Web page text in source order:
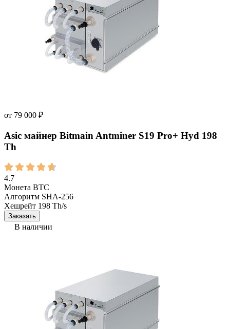
от 79 000 ₽
Asic майнер Bitmain Antminer S19 Pro+ Hyd 198
Th
4.7
Монета BTC
Алгоритм SHA-256
Хешрейт 198 Th/s
Заказать
В наличии